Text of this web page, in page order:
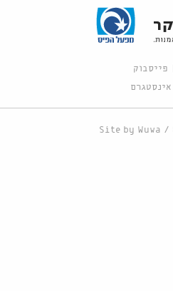
פייסבוק
אינסטגרם
Site by Wuwa /